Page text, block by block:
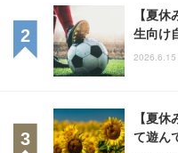
【夏
生向け
【夏
て遊ん